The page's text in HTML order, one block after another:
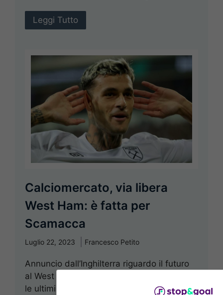
Leggi Tutto
Calciomercato, via libera
West Ham: è fatta per
Scamacca
Luglio 22, 2023 Francesco Petito
Annuncio dall’Inghilterra riguardo il futuro
al West Ham di Gianluca Scamacca: ecco
le ultimissime notizie di calciomercato.